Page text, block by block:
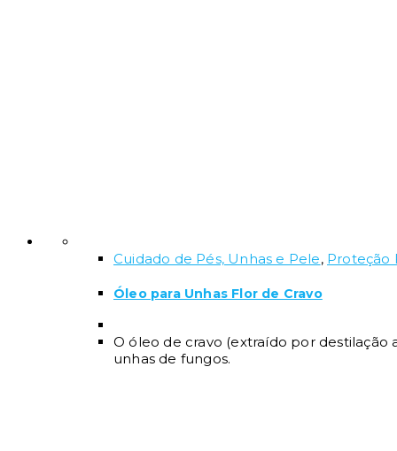
Cuidado de Pés, Unhas e Pele, Proteção
Óleo para Unhas Flor de Cravo
O óleo de cravo (extraído por
unhas de fungos.